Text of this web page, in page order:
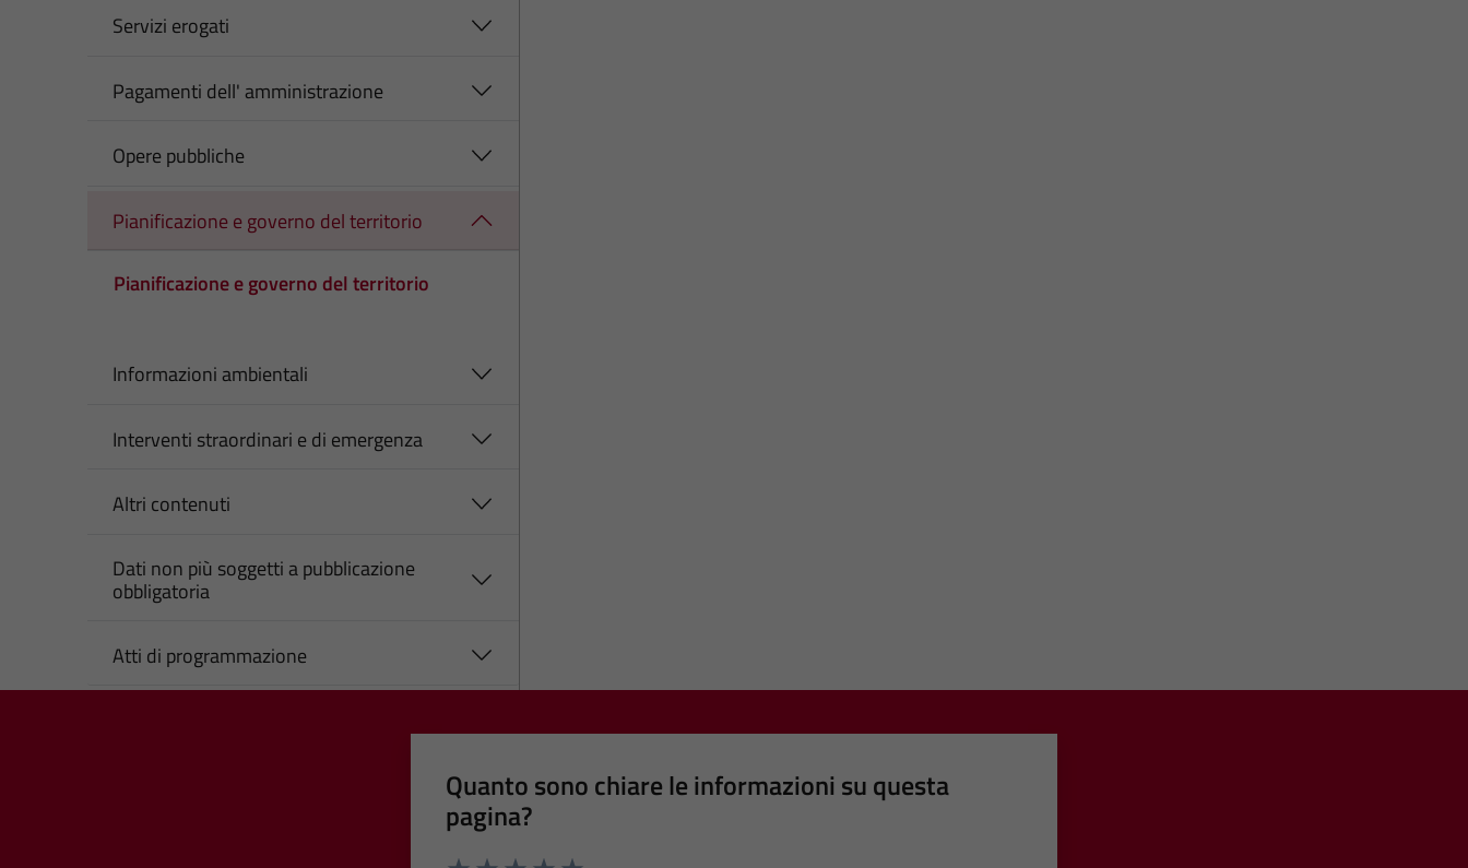
Servizi erogati
Pagamenti dell' amministrazione
Opere pubbliche
Pianificazione e governo del territorio
Pianificazione e governo del territorio
Informazioni ambientali
Interventi straordinari e di emergenza
Altri contenuti
Dati non più soggetti a pubblicazione
obbligatoria
Atti di programmazione
Quanto sono chiare le informazioni su questa
pagina?